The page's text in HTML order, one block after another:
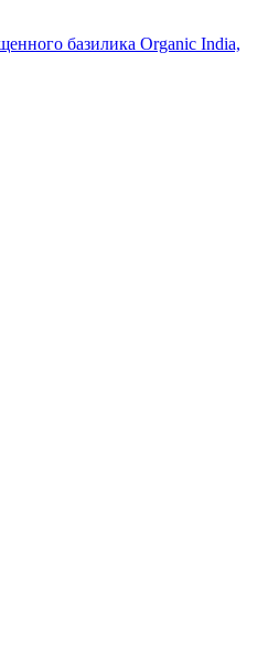
базилика Organic India,